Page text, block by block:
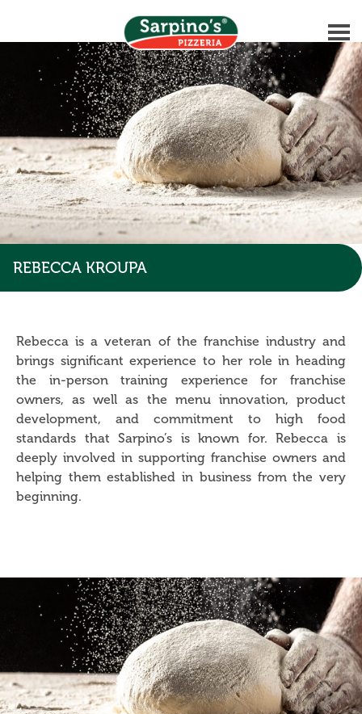
REBECCA KROUPA
Rebecca is a veteran of the franchise industry and
brings significant experience to her role in heading
the in-person training experience for franchise
owners, as well as the menu innovation, product
development, and commitment to high food
standards that Sarpino’s is known for. Rebecca is
deeply involved in supporting franchise owners and
helping them established in business from the very
beginning.